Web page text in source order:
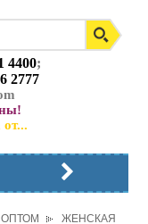
4400;
2777
ЖЕНСКАЯ